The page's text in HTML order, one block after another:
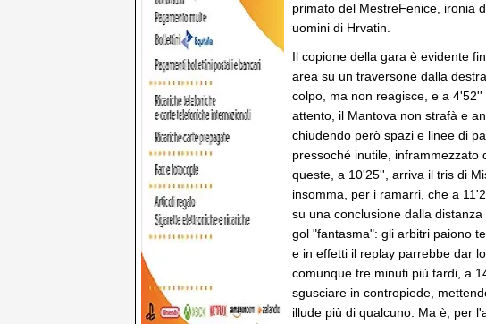
primato del MestreFenice, ironia
uomini di Hrvatin.
Il copione della gara è evidente
area su un traversone dalla
colpo, ma non reagisce, e a
attento, il Mantova non strafà e
chiudendo però spazi e linee di
pressoché inutile, inframmezzato
queste, a 10'25'', arriva il tris di
insomma, per i ramarri, che a
su una conclusione dalla
gol "fantasma": gli arbitri paiono
e in effetti il replay parrebbe dar
comunque tre minuti più tardi, a
sgusciare in contropiede,
illude più di qualcuno. Ma è, per